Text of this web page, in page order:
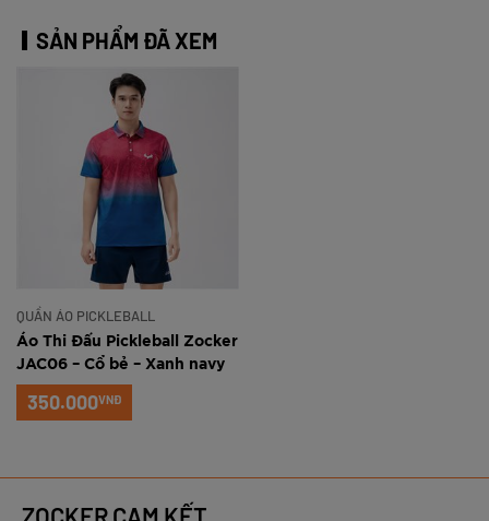
SẢN PHẨM ĐÃ XEM
QUẦN ÁO PICKLEBALL
Áo Thi Đấu Pickleball Zocker
JAC06 – Cổ bẻ – Xanh navy
350.000VNĐ